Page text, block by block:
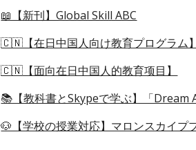
📖【新刊】Global Skill ABC
🇨🇳【在日中国人向け教育プログラム】
🇨🇳【面向在日中国人的教育项目】
📚【教科書とSkypeで学ぶ】「Dream
🐶【学校の授業対応】マロンスカイプ